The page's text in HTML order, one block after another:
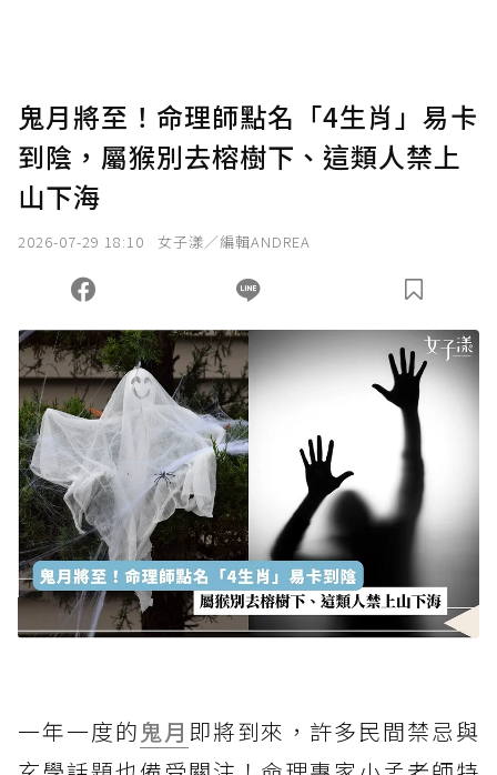
鬼月將至！命理師點名「4生肖」易卡
到陰，屬猴別去榕樹下、這類人禁上
山下海
2026-07-29 18:10 女子漾／編輯ANDREA
一年一度的 鬼月 即將到來，許多民間禁忌與